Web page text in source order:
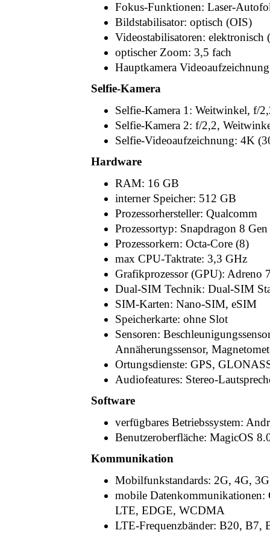
Fokus-Funktionen: Laser-
Bildstabilisator: optisch (OIS)
Videostabilisatoren:
optischer Zoom: 3,5 fach
Hauptkamera
Selfie-Kamera
Selfie-Kamera 1: Weitwinkel, f/
Selfie-Kamera 2: f/2,2,
Selfie-Videoaufzeichnung: 4K
Hardware
RAM: 16 GB
interner Speicher: 512 GB
Prozessorhersteller: Qualcomm
Prozessortyp: Snapdragon 8
Prozessorkern: Octa-Core (8)
max CPU-Taktrate: 3,3 GHz
Grafikprozessor (GPU): Adreno
Dual-SIM Technik: Dual-SIM
SIM-Karten: Nano-SIM, eSIM
Speicherkarte: ohne Slot
Sensoren:
Annäherungssensor,
Ortungsdienste: GPS,
Audiofeatures: Stereo-
Software
verfügbares Betriebssystem:
Benutzeroberfläche: MagicOS
Kommunikation
Mobilfunkstandards: 2G, 4G,
mobile
LTE, EDGE, WCDMA
LTE-Frequenzbänder: B20,